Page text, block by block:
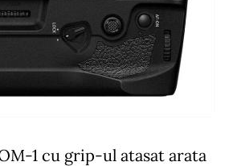
1 cu grip-ul atasat arata